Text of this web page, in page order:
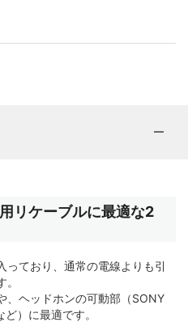
リケーブルに最適な2
っており、通常の電線よりも引
、ヘッドホンの可動部（SONY
）に最適です。